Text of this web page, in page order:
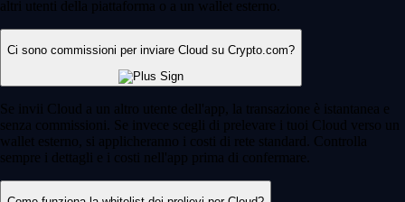
altri utenti della piattaforma o a un wallet esterno.
Ci sono commissioni per inviare Cloud su Crypto.com?
Se invii Cloud a un altro utente dell'app, la transazione è istantanea e
senza commissioni. Se invece scegli di prelevare i tuoi Cloud verso un
wallet esterno, si applicheranno i costi di rete standard. Controlla
sempre i dettagli e i costi nell'app prima di confermare.